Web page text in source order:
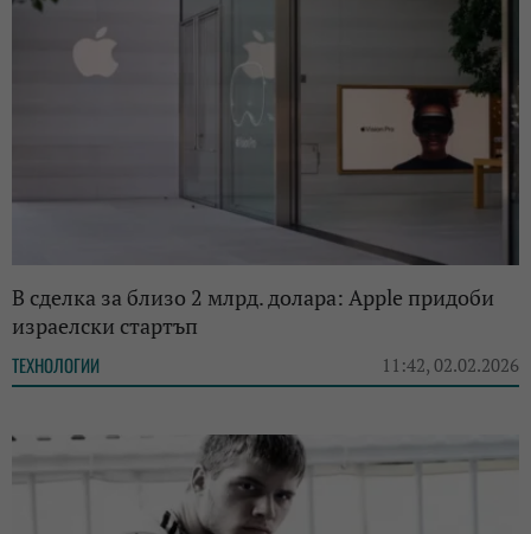
В сделка за близо 2 млрд. долара: Apple придоби
израелски стартъп
ТЕХНОЛОГИИ 11:42, 02.02.2026